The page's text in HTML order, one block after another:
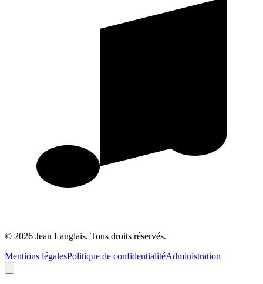
© 2026 Jean Langlais. Tous droits réservés.
Mentions légalesPolitique de confidentialitéAdministration